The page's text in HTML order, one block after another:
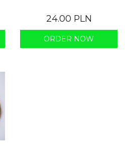
24.00 PLN
ORDER NOW